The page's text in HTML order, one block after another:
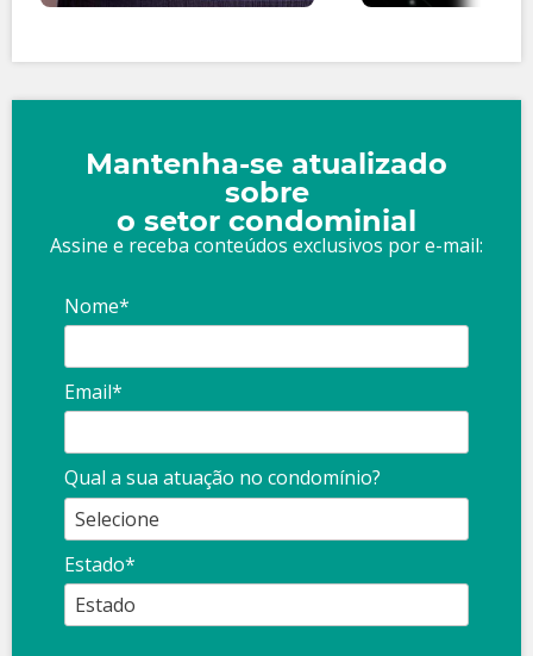
Mantenha-se atualizado
sobre
o setor condominial
Assine e receba conteúdos exclusivos por e-mail:
Nome*
Email*
Qual a sua atuação no condomínio?
Estado*